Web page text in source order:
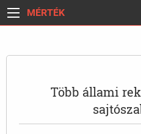
MÉRTÉK
Több állami